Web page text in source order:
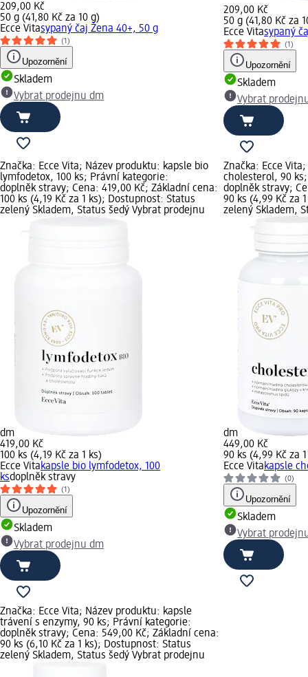
209,00 Kč
50 g (41,80 Kč za 10 g)
Ecce Vitasypaný čaj Žena 40+, 50 g
(1)
Upozornění
Skladem
Vybrat prodejnu dm
209,00 Kč
50 g (41,80 Kč za
Ecce Vitasypaný
(1)
Upozornění
Skladem
Vybrat
Značka: Ecce Vita; Název produktu: kapsle bio
lymfodetox, 100 ks; Právní kategorie:
doplněk stravy; Cena: 419,00 Kč; Základní cena:
100 ks (4,19 Kč za 1 ks); Dostupnost: Status
zelený Skladem, Status šedý Vybrat prodejnu
dm
419,00 Kč
100 ks (4,19 Kč za 1 ks)
Ecce Vitakapsle bio lymfodetox, 100
ksdoplněk stravy
(1)
Upozornění
Skladem
Vybrat prodejnu dm
Značka: Ecce
cholesterol, 90
doplněk stravy;
90 ks (4,99 Kč za
zelený Skladem,
dm
449,00 Kč
90 ks (4,99 Kč za
Ecce Vitakapsle
(0)
Upozornění
Skladem
Vybrat
Značka: Ecce Vita; Název produktu: kapsle
trávení s enzymy, 90 ks; Právní kategorie:
doplněk stravy; Cena: 549,00 Kč; Základní cena:
90 ks (6,10 Kč za 1 ks); Dostupnost: Status
zelený Skladem, Status šedý Vybrat prodejnu